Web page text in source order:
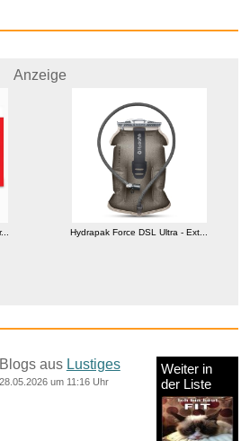
Anzeige
Hydrapak Force DSL Ultra - Ext...
aus Lustiges
um 11:16 Uhr
Weiter in
der Liste